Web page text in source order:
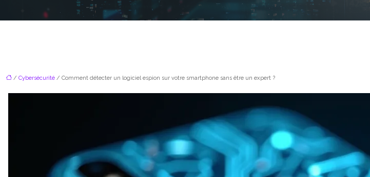
/ Cybersécurité / Comment détecter un logiciel espion sur votre smartphone sans être un expert ?